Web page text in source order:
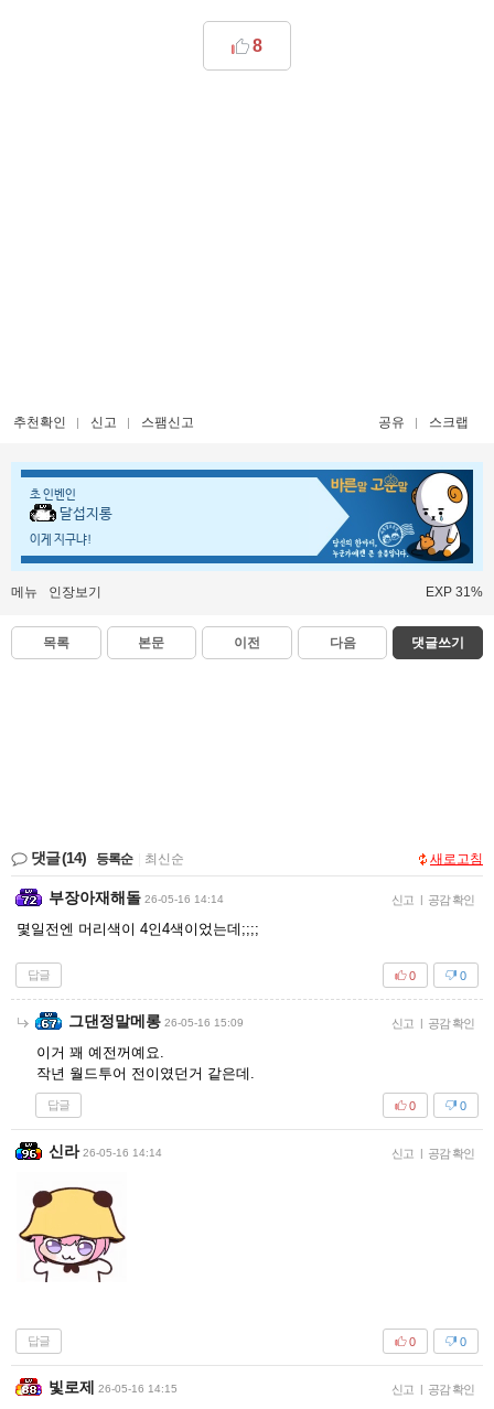
8
추천확인 신고 스팸신고 공유 스크랩
초 인벤인
달섭지롱
이게 지구냐!
메뉴 인장보기 EXP 31%
목록 본문 이전 다음 댓글쓰기
댓글(14) 등록순 최신순 새로고침
부장아재해돌 26-05-16 14:14 신고 | 공감 확인
몇일전엔 머리색이 4인4색이었는데;;;;
답글 0
0
그댄정말메롱 26-05-16 15:09 신고 | 공감 확인
이거 꽤 예전꺼예요.
작년 월드투어 전이였던거 같은데.
답글 0
0
신라 26-05-16 14:14 신고 | 공감 확인
답글 0
0
빛로제 26-05-16 14:15 신고 | 공감 확인